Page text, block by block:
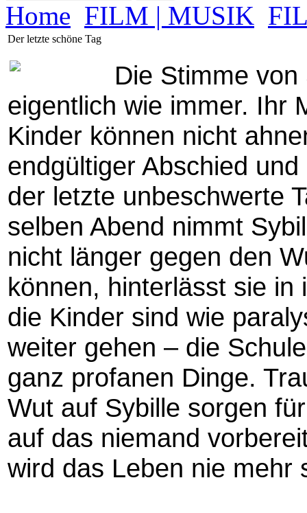
Home FILM | MUSIK
Der letzte schöne Tag
Die Stimme
eigentlich wie immer. Ihr
Kinder können nicht
endgültiger Abschied
der letzte unbeschwerte
selben Abend nimmt
nicht länger gegen den
können, hinterlässt sie in
die Kinder sind wie
weiter gehen – die
ganz profanen Dinge.
Wut auf Sybille sorgen
auf das niemand
wird das Leben nie